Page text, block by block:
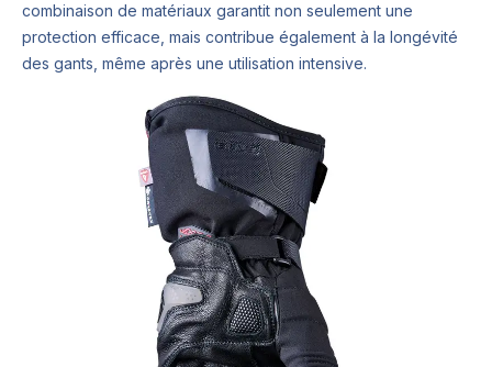
combinaison de matériaux garantit non seulement une
protection efficace, mais contribue également à la longévité
des gants, même après une utilisation intensive.